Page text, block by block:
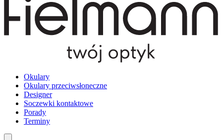
Okulary
Okulary przeciwsłoneczne
Designer
Soczewki kontaktowe
Porady
Terminy